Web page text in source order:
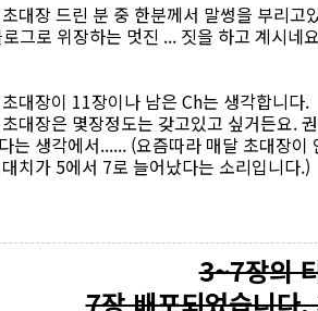
대장 드린 분 중 한분께서 말썽을 부리고
그로 위장하는 멋진 ... 짓을 하고 계시네
대장이 11장이나 남은 Ch는 생각합니다.
대장은 몇장정도는 갖고있고 싶거든요.
는 생각에서...... (요즘따라 매달 초대장
치가 5에서 7로 늘어났다는 소리입니다.)
3~7장의
7장 배포되었습니다